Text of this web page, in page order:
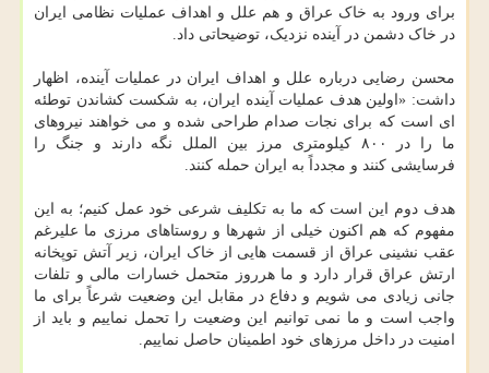
برای ورود به خاک عراق و هم علل و اهداف عملیات نظامی ایران
در خاک دشمن در آینده نزدیک، توضیحاتی داد.
محسن رضایی درباره علل و اهداف ایران در عملیات آینده، اظهار
داشت: «اولین هدف عملیات آینده ایران، به شکست کشاندن توطئه
ای است که برای نجات صدام طراحی شده و می خواهند نیروهای
ما را در ۸۰۰ کیلومتری مرز بین الملل نگه دارند و جنگ را
فرسایشی کنند و مجدداً به ایران حمله کنند.
هدف دوم این است که ما به تکلیف شرعی خود عمل کنیم؛ به این
مفهوم که هم اکنون خیلی از شهرها و روستاهای مرزی ما علیرغم
عقب نشینی عراق از قسمت هایی از خاک ایران، زیر آتش توپخانه
ارتش عراق قرار دارد و ما هرروز متحمل خسارات مالی و تلفات
جانی زیادی می شویم و دفاع در مقابل این وضعیت شرعاً برای ما
واجب است و ما نمی توانیم این وضعیت را تحمل نماییم و باید از
امنیت در داخل مرزهای خود اطمینان حاصل نماییم.